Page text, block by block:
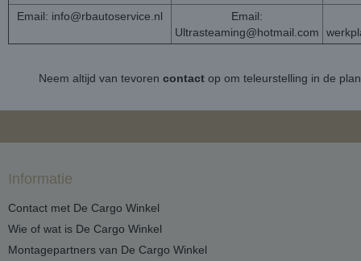
Email: info@rbautoservice.nl
Email:
Ultrasteaming@hotmail.com
Neem altijd van tevoren contactop om teleurstelling in de
Informatie
Contact met De Cargo Winkel
Wie of wat is De Cargo Winkel
Montagepartners van De Cargo Winkel